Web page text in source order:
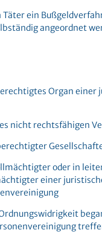
Täter ein
angeordnet
Organ einer
nicht rechtsfähigen
oder in
einer